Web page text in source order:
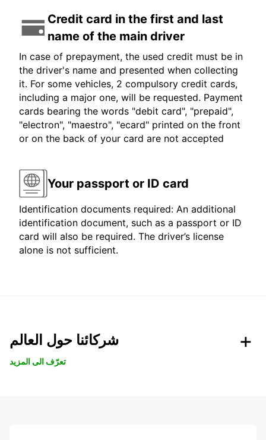
Credit card in the first and last
name of the main driver
In case of prepayment, the used credit must be in
the driver's name and presented when collecting
it. For some vehicles, 2 compulsory credit cards,
including a major one, will be requested. Payment
cards bearing the words "debit card", "prepaid",
"electron", "maestro", "ecard" printed on the front
or on the back of your card are not accepted
Your passport or ID card
Identification documents required: An additional
identification document, such as a passport or ID
card will also be required. The driver’s license
alone is not sufficient.
شركائنا حول العالم
تعرّف الى المزيد